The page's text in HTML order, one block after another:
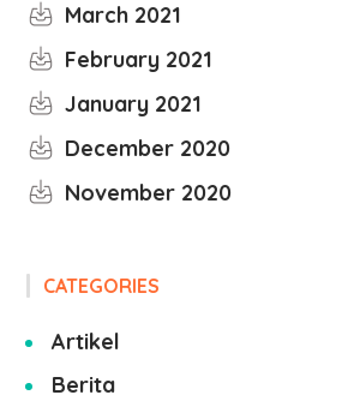
March 2021
February 2021
January 2021
December 2020
November 2020
CATEGORIES
Artikel
Berita